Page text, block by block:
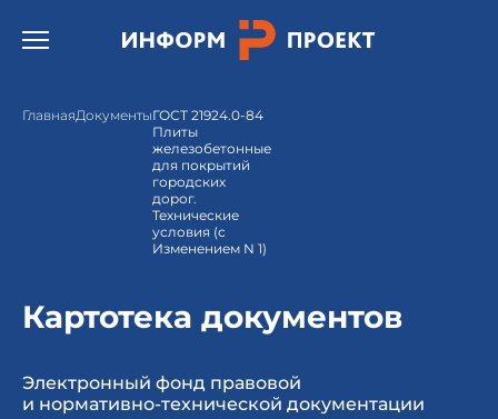
Открыть бургер меню.
ГлавнаяДокументыГОСТ 21924.0-84
Плиты
железобетонные
для покрытий
городских
дорог.
Технические
условия (с
Изменением N 1)
Картотека документов
Электронный фонд правовой
и нормативно-технической документации